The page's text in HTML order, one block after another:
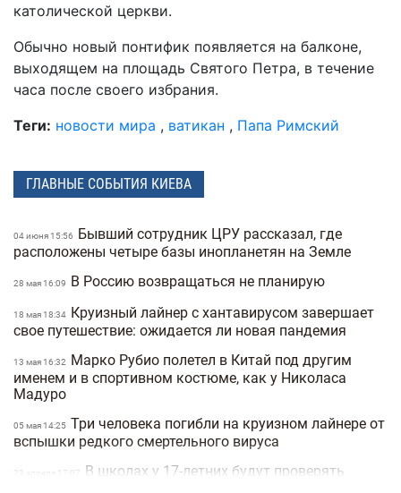
католической церкви.
Обычно новый понтифик появляется на балконе,
выходящем на площадь Святого Петра, в течение
часа после своего избрания.
Теги: новости мира , ватикан , Папа Римский
ГЛАВНЫЕ СОБЫТИЯ КИЕВА
04 июня 15:56
Бывший сотрудник ЦРУ рассказал, где
расположены четыре базы инопланетян на Земле
28 мая 16:09 В Россию возвращаться не планирую
18 мая 18:34 Круизный лайнер с хантавирусом завершает
свое путешествие: ожидается ли новая пандемия
13 мая 16:32
Марко Рубио полетел в Китай под другим
именем и в спортивном костюме, как у Николаса
Мадуро
05 мая 14:25 Три человека погибли на круизном лайнере от
вспышки редкого смертельного вируса
23 апреля 17:07
В школах у 17-летних будут проверять